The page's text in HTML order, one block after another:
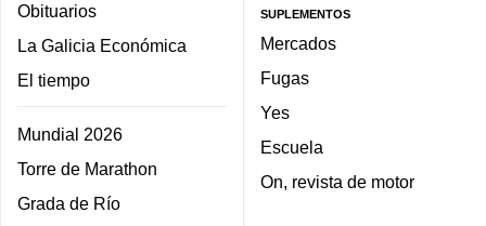
Obituarios
La Galicia Económica
El tiempo
Mundial 2026
Torre de Marathon
Grada de Río
SUPLEMENTOS
Mercados
Fugas
Yes
Escuela
On, revista de motor